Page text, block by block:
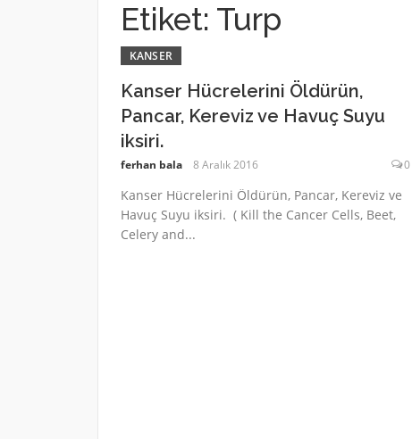
Etiket: Turp
KANSER
Kanser Hücrelerini Öldürün,
Pancar, Kereviz ve Havuç Suyu
iksiri.
ferhan bala 8 Aralık 2016 0
Kanser Hücrelerini Öldürün, Pancar, Kereviz ve
Havuç Suyu iksiri. ( Kill the Cancer Cells, Beet,
Celery and...